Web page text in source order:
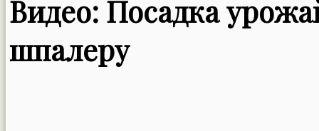
Видео: Посадка
шпалеру